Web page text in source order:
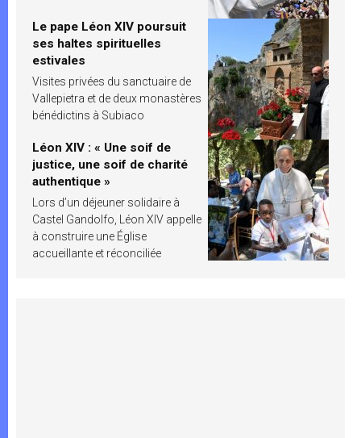
Le pape Léon XIV poursuit
ses haltes spirituelles
estivales
Visites privées du sanctuaire de
Vallepietra et de deux monastères
bénédictins à Subiaco
Léon XIV : « Une soif de
justice, une soif de charité
authentique »
Lors d’un déjeuner solidaire à
Castel Gandolfo, Léon XIV appelle
à construire une Église
accueillante et réconciliée